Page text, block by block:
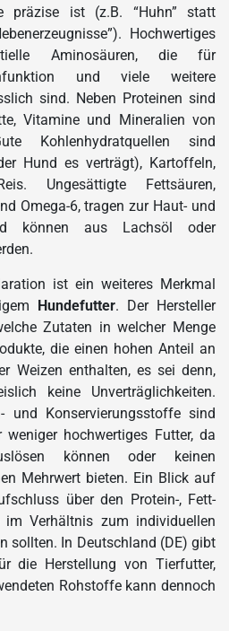
präzise ist (z.B. “Huhn” statt
Hochwertiges
Aminosäuren, die für
und viele weitere
sind. Neben Proteinen sind
Vitamine und Mineralien von
Kohlenhydratquellen sind
Hund es verträgt), Kartoffeln,
Ungesättigte Fettsäuren,
Omega-6, tragen zur Haut- und
können aus Lachsöl oder
ist ein weiteres Merkmal
Hundefutter. Der Hersteller
Zutaten in welcher Menge
die einen hohen Anteil an
Weizen enthalten, es sei denn,
keine Unverträglichkeiten.
und Konservierungsstoffe sind
hochwertiges Futter, da
können oder keinen
Mehrwert bieten. Ein Blick auf
über den Protein-, Fett-
im Verhältnis zum individuellen
sollten. In Deutschland (DE) gibt
die Herstellung von Tierfutter,
Rohstoffe kann dennoch